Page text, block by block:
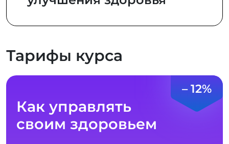
Тарифы курса
– 12%
Как управлять
своим здоровьем